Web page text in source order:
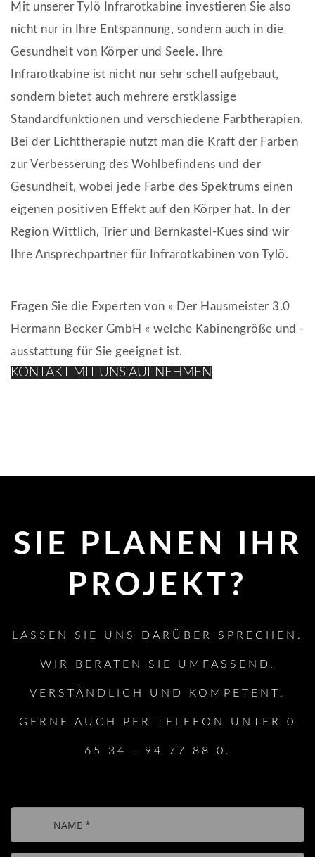
Mit unserer Tylö Infrarotkabine investieren Sie also
nicht nur in Ihre Entspannung, sondern auch in die
Gesundheit von Körper und Seele. Ihre
Infrarotkabine ist nicht nur sehr schell aufgebaut,
sondern bietet auch mehrere erstklassige
Standardfunktionen und verschiedene Farbtherapien.
Bei der Lichttherapie nutzt man die Kraft der Farben
zur Verbesserung des Wohlbefindens und der
Gesundheit, wobei jede Farbe des Spektrums einen
eigenen positiven Effekt auf den Körper hat. In der
Region Wittlich, Trier und Bernkastel-Kues sind wir
Ihre Ansprechpartner für Infrarotkabinen von Tylö.
Fragen Sie die Experten von » Der Hausmeister 3.0
Hermann Becker GmbH « welche Kabinengröße und -
ausstattung für Sie geeignet ist.
KONTAKT MIT UNS AUFNEHMEN
SIE PLANEN IHR
PROJEKT?
LASSEN SIE UNS DARÜBER SPRECHEN.
WIR BERATEN SIE UMFASSEND,
VERSTÄNDLICH UND KOMPETENT.
GERNE AUCH PER TELEFON UNTER 0
65 34 - 94 77 88 0.